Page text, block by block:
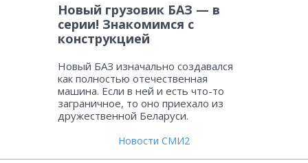
Новый грузовик БАЗ — в
серии! Знакомимся с
конструкцией
Новый БАЗ изначально создавался
как полностью отечественная
машина. Если в ней и есть что-то
заграничное, то оно приехало из
дружественной Беларуси.
Новости СМИ2